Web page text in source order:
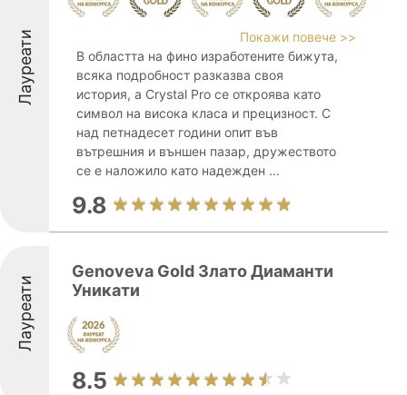
Лауреати
Покажи повече >>
В областта на фино изработените бижута,
всяка подробност разказва своя
история, а Crystal Pro се откроява като
символ на висока класа и прецизност. С
над петнадесет години опит във
вътрешния и външен пазар, дружеството
се е наложило като надежден ...
9.8
Лауреати
Genoveva Gold Злато Диаманти
Уникати
8.5